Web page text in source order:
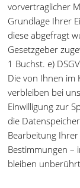
vorvertraglicher
Grundlage Ihrer
diese abgefragt
Gesetzgeber
1 Buchst. e)
Die von Ihnen im
verbleiben bei
Einwilligung zur
die
Bearbeitung
Bestimmungen –
bleiben